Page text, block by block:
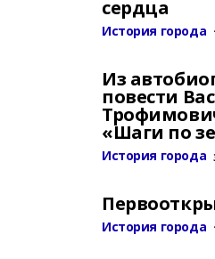
сердца
История города
Из
повести
«Шаги по
История города
История города